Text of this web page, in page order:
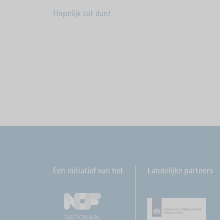
Hopelijk tot dan!
Een initiatief van het Landelijke partners